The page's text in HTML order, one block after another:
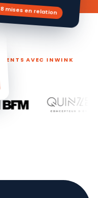
mises en relation
AVEC INWINK